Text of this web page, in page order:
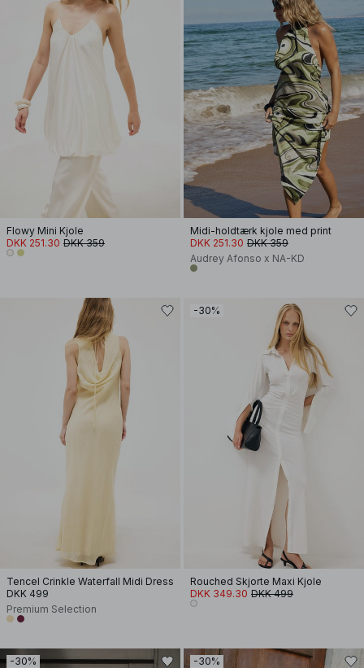
Flowy Mini Kjole
DKK 251.30 DKK 359
Midi-holdtærk kjole med print
DKK 251.30 DKK 359
Audrey Afonso x NA-KD
Tencel Crinkle Waterfall Midi Dress
DKK 499
Premium Selection
-30%
Rouched Skjorte Maxi Kjole
DKK 349.30 DKK 499
-30% -30%